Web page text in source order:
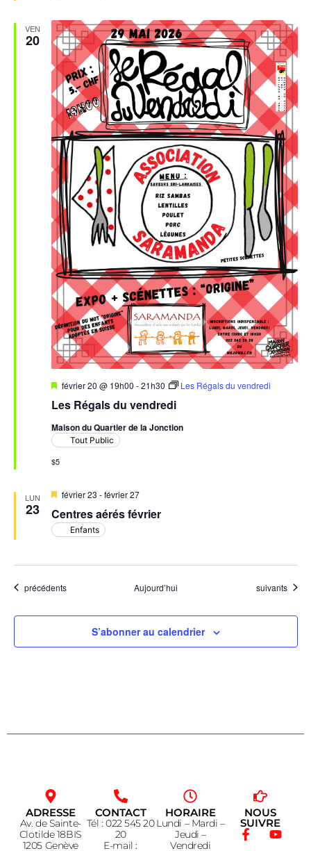
VEN
20
Les Régals du vendredi
Mis
avant
février 20 @ 19h00 -21h30 Les Régals du vendredi
Maison du Quartier de la Jonction
Tout Public
$5
LUN
23 Centres aérés février
Mis
avant
février 23 -février 27
Enfants
Évènements
précédents Aujourd’hui Évènements
suivants
S’abonner au calendrier
ADRESSE
Av. de Sainte-
Clotilde 18BIS
1205 Genève
CONTACT
Tél : 022 545 20
20
E-mail :
HORAIRE
Lundi – Mardi –
Jeudi –
Vendredi
NOUS
SUIVRE